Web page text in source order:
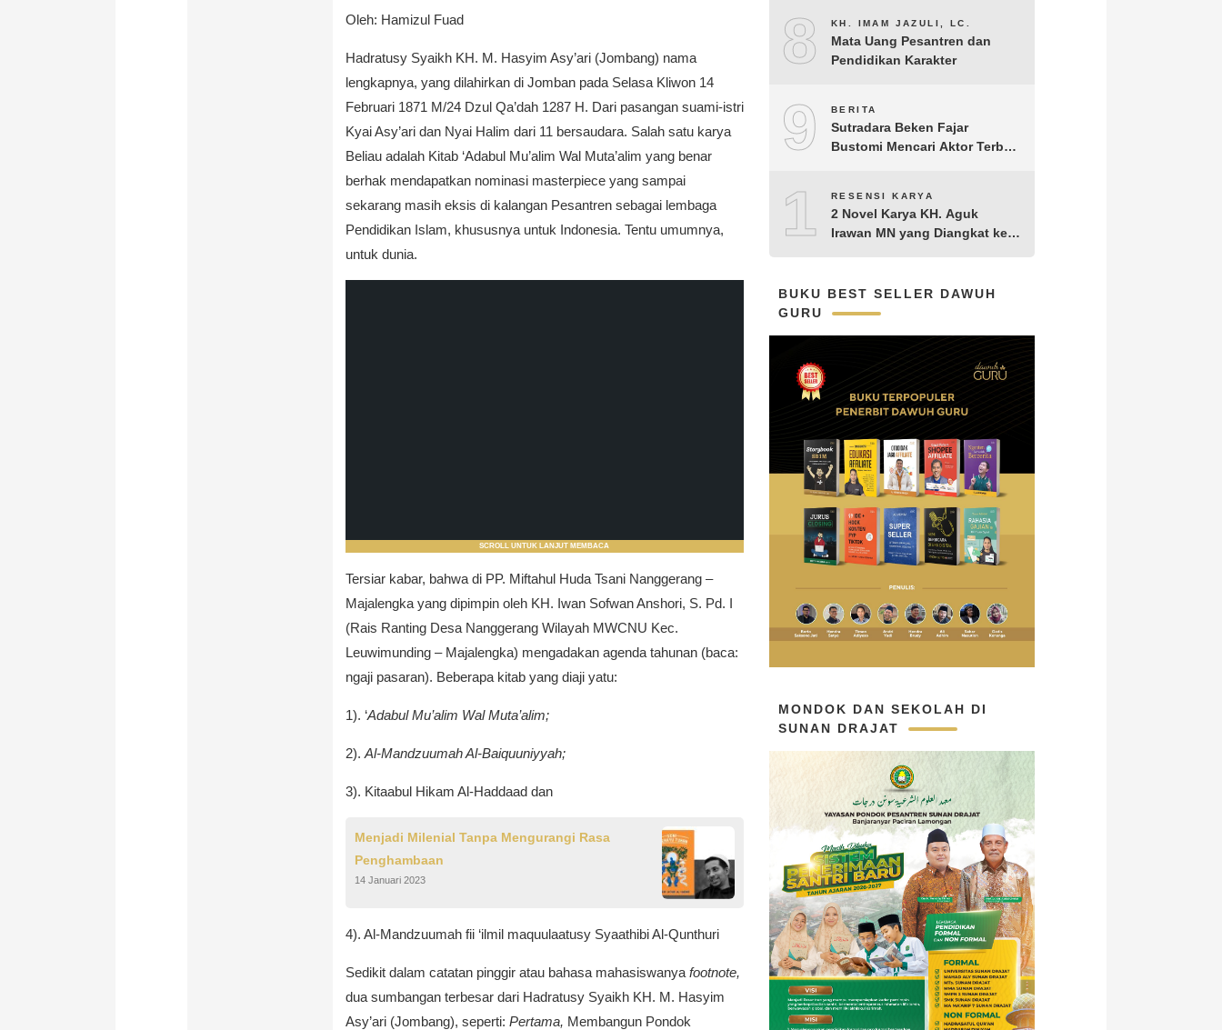
Oleh: Hamizul Fuad
Hadratusy Syaikh KH. M. Hasyim Asy’ari (Jombang) nama
lengkapnya, yang dilahirkan di Jomban pada Selasa Kliwon 14
Februari 1871 M/24 Dzul Qa’dah 1287 H. Dari pasangan suami-istri
Kyai Asy’ari dan Nyai Halim dari 11 bersaudara. Salah satu karya
Beliau adalah Kitab ‘Adabul Mu’alim Wal Muta’alim yang benar
berhak mendapatkan nominasi masterpiece yang sampai
sekarang masih eksis di kalangan Pesantren sebagai lembaga
Pendidikan Islam, khususnya untuk Indonesia. Tentu umumnya,
untuk dunia.
SCROLL UNTUK LANJUT MEMBACA
Tersiar kabar, bahwa di PP. Miftahul Huda Tsani Nanggerang –
Majalengka yang dipimpin oleh KH. Iwan Sofwan Anshori, S. Pd. I
(Rais Ranting Desa Nanggerang Wilayah MWCNU Kec.
Leuwimunding – Majalengka) mengadakan agenda tahunan (baca:
ngaji pasaran). Beberapa kitab yang diaji yatu:
1). ‘Adabul Mu’alim Wal Muta’alim;
2). Al-Mandzuumah Al-Baiquuniyyah;
3). Kitaabul Hikam Al-Haddaad dan
Menjadi Milenial Tanpa Mengurangi Rasa
Penghambaan
14 Januari 2023
4). Al-Mandzuumah fii ‘ilmil maquulaatusy Syaathibi Al-Qunthuri
Sedikit dalam catatan pinggir atau bahasa mahasiswanya footnote,
dua sumbangan terbesar dari Hadratusy Syaikh KH. M. Hasyim
Asy’ari (Jombang), seperti: Pertama, Membangun Pondok
8 KH. IMAM JAZULI, LC.
Mata Uang Pesantren dan
Pendidikan Karakter
9 BERITA
Sutradara Beken Fajar
Bustomi Mencari Aktor Terbaik
KH. Hasyim Asy’ari karya KH.
Aguk Irawan MN
10RESENSI KARYA
2 Novel Karya KH. Aguk
Irawan MN yang Diangkat ke
BUKU BEST SELLER DAWUH
GURU
MONDOK DAN SEKOLAH DI
SUNAN DRAJAT